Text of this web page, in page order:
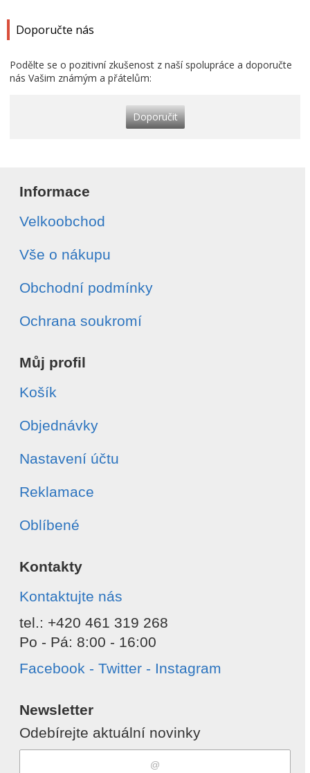
Doporučte nás
Podělte se o pozitivní zkušenost z naší spolupráce a doporučte
nás Vašim známým a přátelům:
Doporučit
Informace
Velkoobchod
Vše o nákupu
Obchodní podmínky
Ochrana soukromí
Můj profil
Košík
Objednávky
Nastavení účtu
Reklamace
Oblíbené
Kontakty
Kontaktujte nás
tel.: +420 461 319 268
Po - Pá: 8:00 - 16:00
Facebook - Twitter - Instagram
Newsletter
Odebírejte aktuální novinky